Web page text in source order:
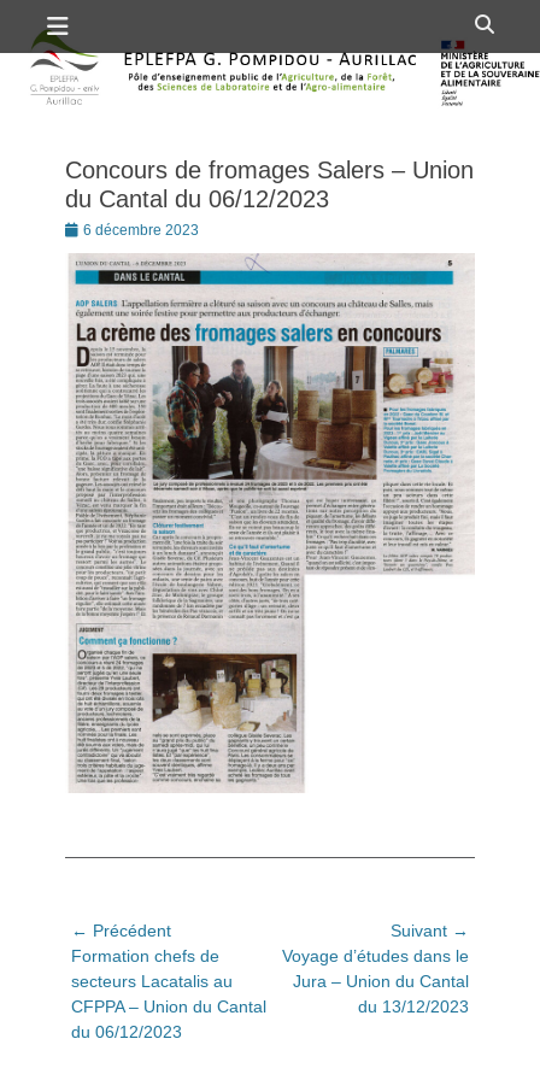
au
contenu
Premier menu
Concours de fromages Salers – Union
du Cantal du 06/12/2023
Posté
le
6 décembre 2023
Navigation
de
l’article
← Précédent
Article
précédent:
Formation chefs de
secteurs Lacatalis au
CFPPA – Union du Cantal
du 06/12/2023
Suivant →
Article
suivant:
Voyage d’études dans le
Jura – Union du Cantal
du 13/12/2023